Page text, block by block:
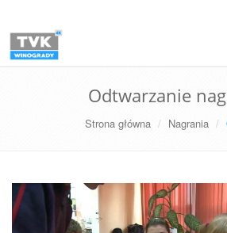
Odtwarzanie
Strona główna Nagrania